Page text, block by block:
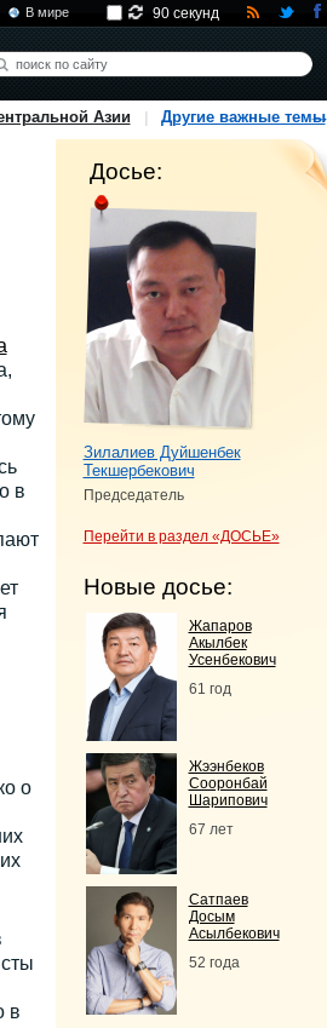
В мире 90 секунд
Азии Другие важные темы
в
о
в
Досье:
Зилалиев Дуйшенбек
Текшербекович
Председатель
Перейти в раздел «ДОСЬЕ»
Новые досье:
Жапаров
Акылбек
Усенбекович
61 год
Жээнбеков
Сооронбай
Шарипович
67 лет
Сатпаев
Досым
Асылбекович
52 года